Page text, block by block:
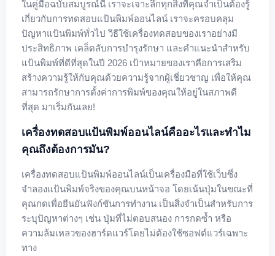
ในคู่มือฉบับสมบูรณ์นี้ เราจะเจาะลึกทุกสิ่งที่คุณจำเป็นต้องรู้
เกี่ยวกับการทดสอบแป้นพิมพ์ออนไลน์ เราจะครอบคลุม
ปัญหาแป้นพิมพ์ทั่วไป วิธีใช้เครื่องทดสอบของเราอย่างมี
ประสิทธิภาพ เคล็ดลับการบำรุงรักษา และคำแนะนำสำหรับ
แป้นพิมพ์ที่ดีที่สุดในปี 2026 เป้าหมายของเราคือการเสริม
สร้างความรู้ให้กับคุณด้วยความรู้จากผู้เชี่ยวชาญ เพื่อให้คุณ
สามารถรักษาการตั้งค่าการพิมพ์ของคุณให้อยู่ในสภาพดี
ที่สุด มาเริ่มกันเลย!
เครื่องทดสอบแป้นพิมพ์ออนไลน์คืออะไรและทำไม
คุณถึงต้องการมัน?
เครื่องทดสอบแป้นพิมพ์ออนไลน์เป็นเครื่องมือที่ใช้เว็บซึ่ง
จำลองแป้นพิมพ์จริงของคุณบนหน้าจอ โดยเน้นปุ่มในขณะที่
คุณกดเพื่อยืนยันฟังก์ชันการทำงาน เป็นสิ่งจำเป็นสำหรับการ
ระบุปัญหาต่างๆ เช่น ปุ่มที่ไม่ตอบสนอง การกดซ้ำ หรือ
ความล้มเหลวของฮาร์ดแวร์โดยไม่ต้องใช้ซอฟต์แวร์เฉพาะ
ทาง